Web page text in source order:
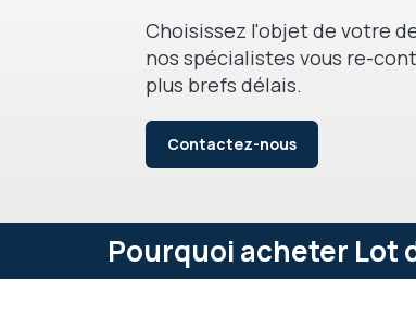
Choisissez l'objet de votre
nos spécialistes vous re-
plus brefs délais.
Contactez-nous
Pourquoi acheter Lot